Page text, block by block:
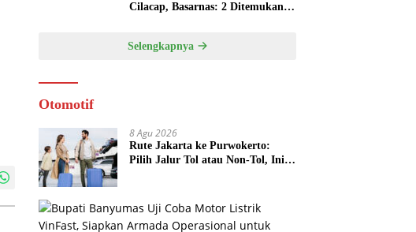
Cilacap, Basarnas: 2 Ditemukan
Selengkapnya
Otomotif
8 Agu 2026
Rute Jakarta ke Purwokerto:
Pilih Jalur Tol atau Non-Tol, Ini